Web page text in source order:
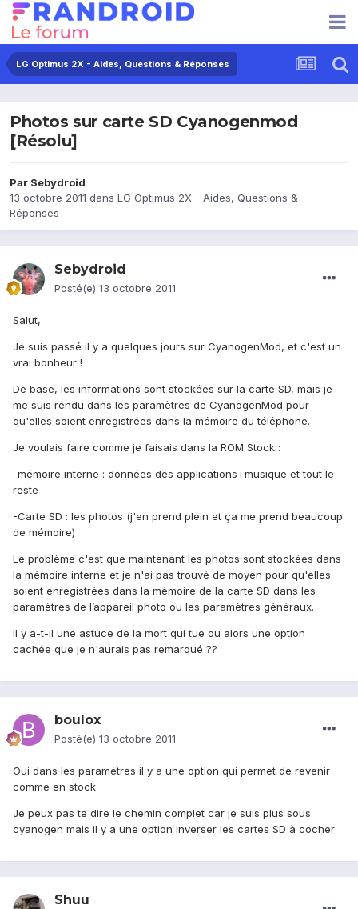
LG Optimus 2X - Aides, Questions & Réponses
Photos sur carte SD Cyanogenmod
[Résolu]
Par Sebydroid
13 octobre 2011 dans LG Optimus 2X - Aides, Questions &
Réponses
Sebydroid
Posté(e) 13 octobre 2011
Salut,
Je suis passé il y a quelques jours sur CyanogenMod, et c'est un
vrai bonheur !
De base, les informations sont stockées sur la carte SD, mais je
me suis rendu dans les paramètres de CyanogenMod pour
qu'elles soient enregistrées dans la mémoire du téléphone.
Je voulais faire comme je faisais dans la ROM Stock :
-mémoire interne : données des applications+musique et tout le
reste
-Carte SD : les photos (j'en prend plein et ça me prend beaucoup
de mémoire)
Le problème c'est que maintenant les photos sont stockées dans
la mémoire interne et je n'ai pas trouvé de moyen pour qu'elles
soient enregistrées dans la mémoire de la carte SD dans les
paramètres de l’appareil photo ou les paramètres généraux.
Il y a-t-il une astuce de la mort qui tue ou alors une option
cachée que je n'aurais pas remarqué ??
boulox
Posté(e) 13 octobre 2011
Oui dans les paramètres il y a une option qui permet de revenir
comme en stock
Je peux pas te dire le chemin complet car je suis plus sous
cyanogen mais il y a une option inverser les cartes SD à cocher
Shuu